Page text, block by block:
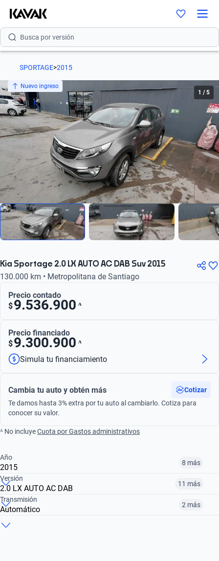
Busca por modelo
Busca por versión
Busca por marca
Busca por modelo
Busca por versión
Busca por año
SPORTAGE>2015
Nuevo ingreso
1 /5
Kia Sportage 2.0 LX AUTO AC DAB Suv 2015
130.000 km • Metropolitana de Santiago
Precio contado
$9.536.900 ᴬ
Precio financiado
$9.300.900 ᴬ
Simula tu financiamiento
Cambia tu auto y obtén más
Cotizar
Te damos hasta 3% extra por tu auto al cambiarlo. Cotiza para
conocer su valor.
ᴬ No incluyeCuota por Gastos administrativos
Año
2015 8 más
2014
$8.396.900
Versión
2.0 LX AUTO AC DAB 11 más
Transmisión
Automático 2 más